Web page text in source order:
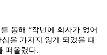
통해 “작년에 회사가 없어
을 가지지 않게 되었을 때
떠올렸다.